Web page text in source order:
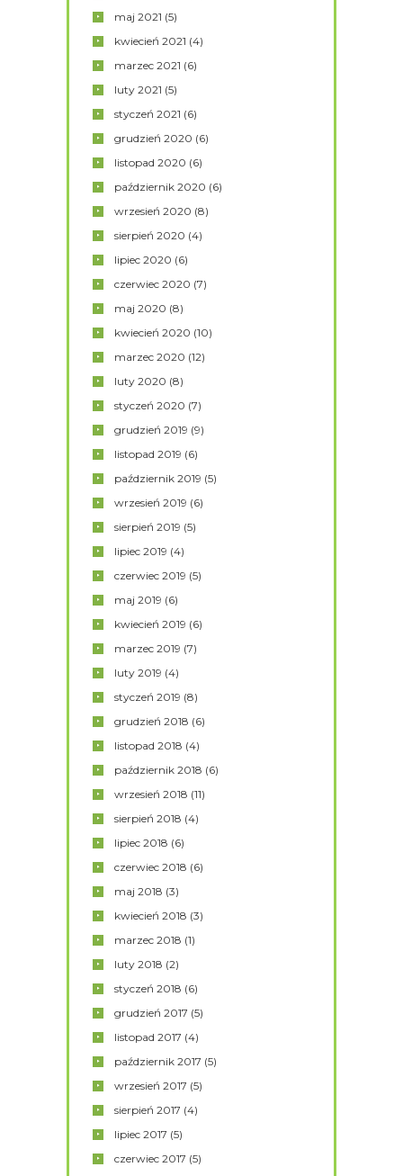
maj2021 (5)
kwiecień2021 (4)
marzec2021 (6)
luty2021 (5)
styczeń2021 (6)
grudzień2020 (6)
listopad2020 (6)
październik2020 (6)
wrzesień2020 (8)
sierpień2020 (4)
lipiec2020 (6)
czerwiec2020 (7)
maj2020 (8)
kwiecień2020 (10)
marzec2020 (12)
luty2020 (8)
styczeń2020 (7)
grudzień2019 (9)
listopad2019 (6)
październik2019 (5)
wrzesień2019 (6)
sierpień2019 (5)
lipiec2019 (4)
czerwiec2019 (5)
maj2019 (6)
kwiecień2019 (6)
marzec2019 (7)
luty2019 (4)
styczeń2019 (8)
grudzień2018 (6)
listopad2018 (4)
październik2018 (6)
wrzesień2018 (11)
sierpień2018 (4)
lipiec2018 (6)
czerwiec2018 (6)
maj2018 (3)
kwiecień2018 (3)
marzec2018 (1)
luty2018 (2)
styczeń2018 (6)
grudzień2017 (5)
listopad2017 (4)
październik2017 (5)
wrzesień2017 (5)
sierpień2017 (4)
lipiec2017 (5)
czerwiec2017 (5)